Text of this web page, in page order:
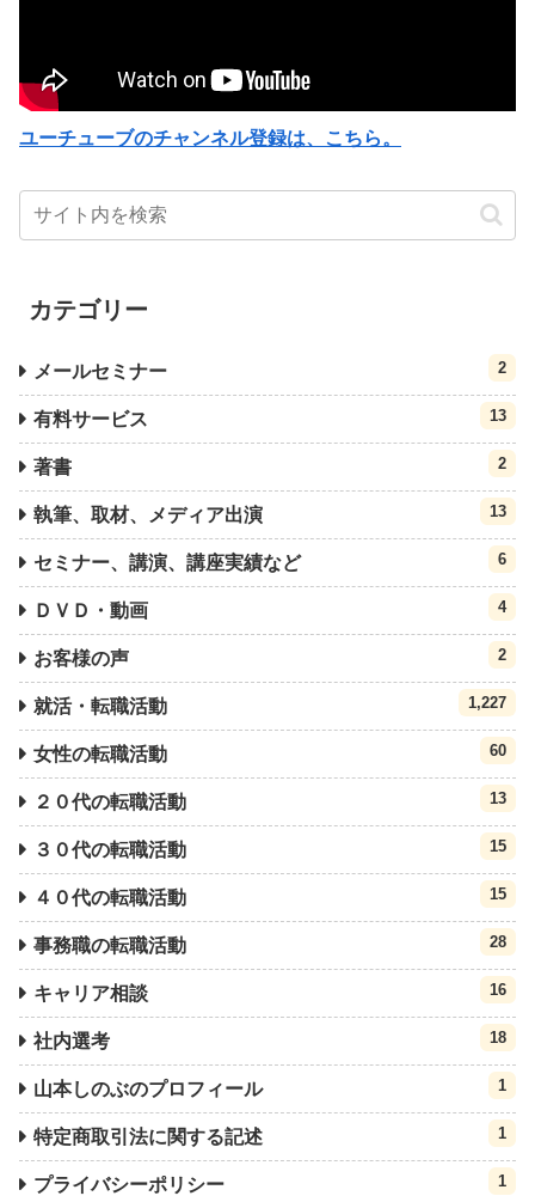
ユーチューブのチャンネル登録は、こちら。
カテゴリー
メールセミナー 2
有料サービス 13
著書 2
執筆、取材、メディア出演 13
セミナー、講演、講座実績など 6
ＤＶＤ・動画 4
お客様の声 2
就活・転職活動 1,227
女性の転職活動 60
２０代の転職活動 13
３０代の転職活動 15
４０代の転職活動 15
事務職の転職活動 28
キャリア相談 16
社内選考 18
山本しのぶのプロフィール 1
特定商取引法に関する記述 1
プライバシーポリシー 1